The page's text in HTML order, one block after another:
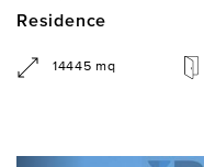
Residence
14445 mq